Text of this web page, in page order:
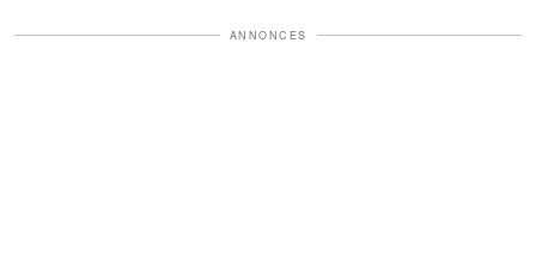
ANNONCES